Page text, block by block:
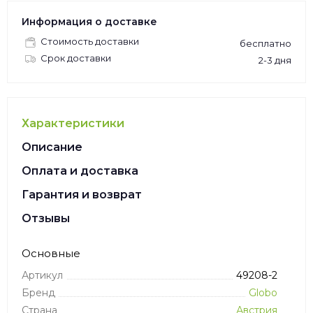
Информация о доставке
Стоимость доставки
бесплатно
Срок доставки
2-3 дня
Характеристики
Описание
Оплата и доставка
Гарантия и возврат
Отзывы
Основные
Артикул
49208-2
Бренд
Globo
Страна
Австрия